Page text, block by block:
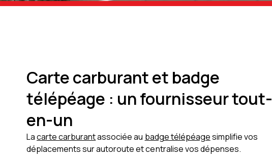
Carte carburant et badge
télépéage : un fournisseur tout-
en-un
Lacarte carburantassociée au badge télépéagesimplifie vos
déplacements sur autoroute et centralise vos dépenses.